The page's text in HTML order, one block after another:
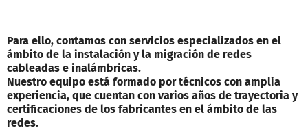
Para ello, contamos con servicios especializados en el
ámbito de la instalación y la migración de redes
cableadas e inalámbricas.
Nuestro equipo está formado por técnicos con amplia
experiencia, que cuentan con varios años de trayectoria y
certificaciones de los fabricantes en el ámbito de las
redes.